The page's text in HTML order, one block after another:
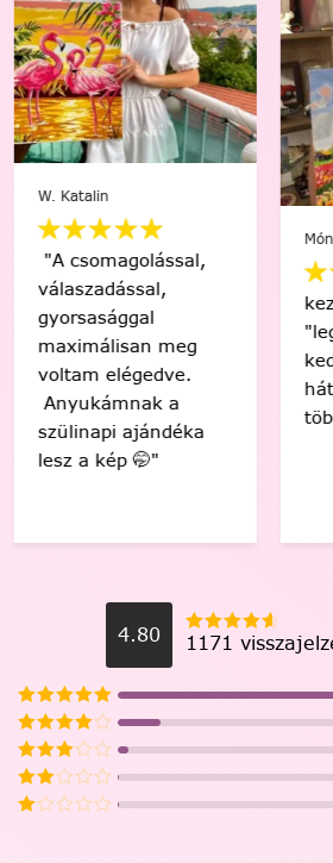
W. Katalin
"A csomagolással,
válaszadással,
gyorsasággal
maximálisan meg
voltam elégedve.
Anyukámnak a
szülinapi ajándéka
lesz a kép 🤭"
4.80 1171